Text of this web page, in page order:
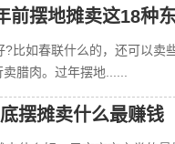
前摆地摊卖这18种
比如春联什么的，还可以卖
腊肉。过年摆地......
摆摊卖什么最赚钱